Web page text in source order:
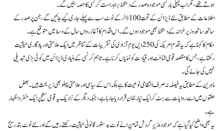
ہوتے تھے، مگر اب پہلی بار کسی موجودہ صدر کے دستخط براہِ راست کرنسی کا حصہ بنیں گے۔
اطلاعات کے مطابق نئے ڈیزائن کے تحت 100 ڈالر کے نوٹ سب سے پہلے جاری کیے جائیں گے، جن پر صدر کے
ساتھ ساتھ وزیر خزانہ کے دستخط بھی موجود ہوں گے۔ اس اقدام کا آغاز رواں سال کے وسط میں متوقع ہے۔
حکام کا کہنا ہے کہ یہ قدم امریکہ کی 250 ویں یومِ آزادی کی تقریبات کے تناظر میں ایک علامتی اور یادگاری حیثیت
رکھتا ہے، جس کا مقصد قومی شناخت اور قیادت کو نمایاں کرنا ہے۔ تاہم کرنسی کے بنیادی ڈیزائن میں کوئی بڑی تبدیلی
نہیں کی جائے گی۔
ماہرین کے مطابق یہ فیصلہ نہ صرف انتظامی نوعیت کا ہے بلکہ اس کے سیاسی اور علامتی پہلو بھی زیر بحث ہیں۔ بعض
حلقوں میں اسے روایات سے ہٹ کر ایک نیا رجحان قرار دیا جا رہا ہے، جبکہ دیگر کے نزدیک یہ قومی سطح پر ایک منفرد اظہار
ہے۔
یہ بھی واضح کیا گیا ہے کہ موجودہ زیرِ گردش تمام پرانے نوٹ بدستور قانونی حیثیت رکھتے رہیں گے اور نئے نوٹ بتدریج